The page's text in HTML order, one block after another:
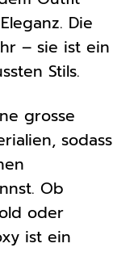
Die
– sie ist ein
Stils.
grosse
sodass
Ob
oder
ist ein